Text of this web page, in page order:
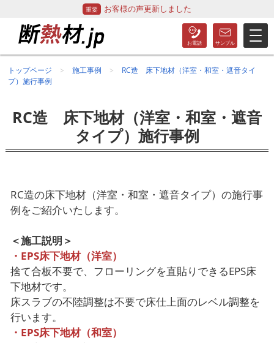
お客様の声更新しました
トップページ 施工事例
RC造 床下地材（洋室・和室・遮音タイ
プ）施行事例
RC造 床下地材（洋室・和室・遮音
タイプ）施行事例
RC造の床下地材（洋室・和室・遮音タイプ）の施行事
例をご紹介いたします。
＜施工説明＞
・EPS床下地材（洋室）
捨て合板不要で、フローリングを直貼りできるEPS床
下地材です。
床スラブの不陸調整は不要で床仕上面のレベル調整を
行います。
・EPS床下地材（和室）